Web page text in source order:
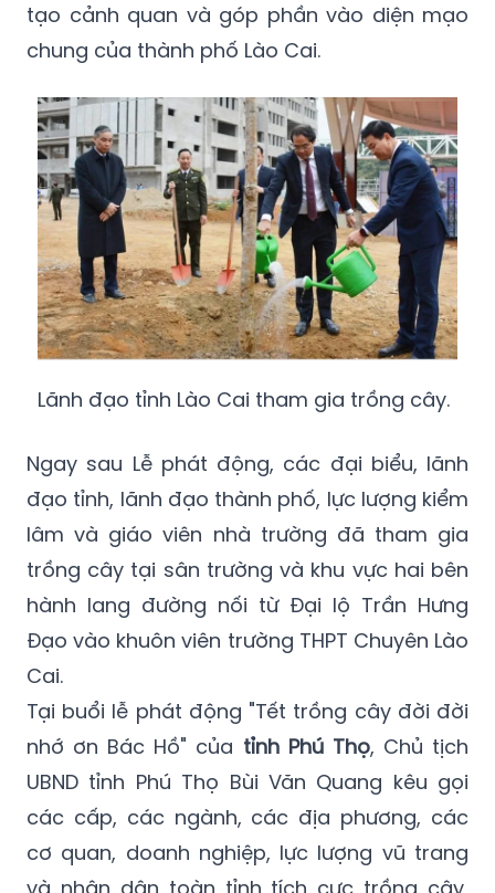
tạo cảnh quan và góp phần vào diện mạo
chung của thành phố Lào Cai.
Lãnh đạo tỉnh Lào Cai tham gia trồng cây.
Ngay sau Lễ phát động, các đại biểu, lãnh
đạo tỉnh, lãnh đạo thành phố, lực lượng kiểm
lâm và giáo viên nhà trường đã tham gia
trồng cây tại sân trường và khu vực hai bên
hành lang đường nối từ Đại lộ Trần Hưng
Đạo vào khuôn viên trường THPT Chuyên Lào
Cai.
Tại buổi lễ phát động "Tết trồng cây đời đời
nhớ ơn Bác Hồ" của tỉnh Phú Thọ, Chủ tịch
UBND tỉnh Phú Thọ Bùi Văn Quang kêu gọi
các cấp, các ngành, các địa phương, các
cơ quan, doanh nghiệp, lực lượng vũ trang